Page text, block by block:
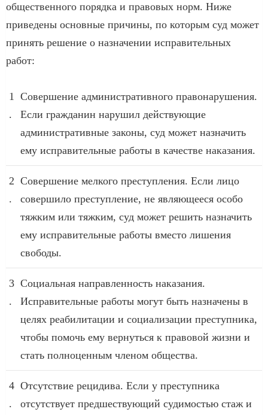
общественного порядка и правовых норм. Ниже
приведены основные причины, по которым суд может
принять решение о назначении исправительных
работ:
1
.
Совершение административного правонарушения.
Если гражданин нарушил действующие
административные законы, суд может назначить
ему исправительные работы в качестве наказания.
2
.
Совершение мелкого преступления. Если лицо
совершило преступление, не являющееся особо
тяжким или тяжким, суд может решить назначить
ему исправительные работы вместо лишения
свободы.
3
.
Социальная направленность наказания.
Исправительные работы могут быть назначены в
целях реабилитации и социализации преступника,
чтобы помочь ему вернуться к правовой жизни и
стать полноценным членом общества.
4
.
Отсутствие рецидива. Если у преступника
отсутствует предшествующий судимостью стаж и